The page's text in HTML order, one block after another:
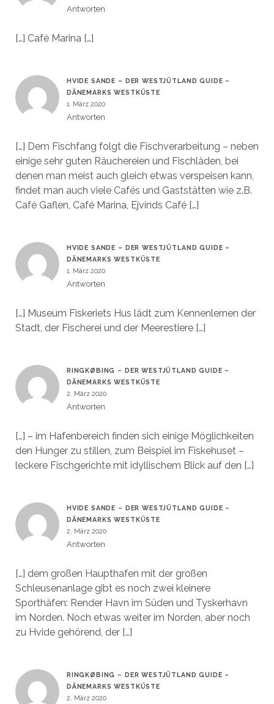
Antworten
[…] Café Marina […]
HVIDE SANDE – DER WESTJÜTLAND GUIDE –
DÄNEMARKS WESTKÜSTE
1. März 2020
Antworten
[…] Dem Fischfang folgt die Fischverarbeitung – neben
einige sehr guten Räuchereien und Fischläden, bei
denen man meist auch gleich etwas verspeisen kann,
findet man auch viele Cafés und Gaststätten wie z.B.
Café Gaflen, Café Marina, Ejvinds Café […]
HVIDE SANDE – DER WESTJÜTLAND GUIDE –
DÄNEMARKS WESTKÜSTE
1. März 2020
Antworten
[…] Museum Fiskeriets Hus lädt zum Kennenlernen der
Stadt, der Fischerei und der Meerestiere […]
RINGKØBING – DER WESTJÜTLAND GUIDE –
DÄNEMARKS WESTKÜSTE
2. März 2020
Antworten
[…] – im Hafenbereich finden sich einige Möglichkeiten
den Hunger zu stillen, zum Beispiel im Fiskehuset –
leckere Fischgerichte mit idyllischem Blick auf den […]
HVIDE SANDE – DER WESTJÜTLAND GUIDE –
DÄNEMARKS WESTKÜSTE
2. März 2020
Antworten
[…] dem großen Haupthafen mit der großen
Schleusenanlage gibt es noch zwei kleinere
Sporthäfen: Render Havn im Süden und Tyskerhavn
im Norden. Noch etwas weiter im Norden, aber noch
zu Hvide gehörend, der […]
RINGKØBING – DER WESTJÜTLAND GUIDE –
DÄNEMARKS WESTKÜSTE
2. März 2020